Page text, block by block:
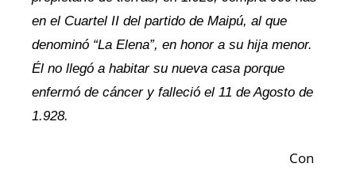
en el Cuartel II del partido de Maipú, al que
denominó “La Elena”, en honor a su hija menor.
Él no llegó a habitar su nueva casa porque
enfermó de cáncer y falleció el 11 de Agosto de
1.928.
Con